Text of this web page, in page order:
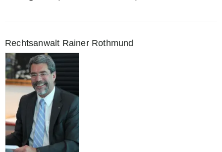
Rechtsanwalt Rainer Rothmund